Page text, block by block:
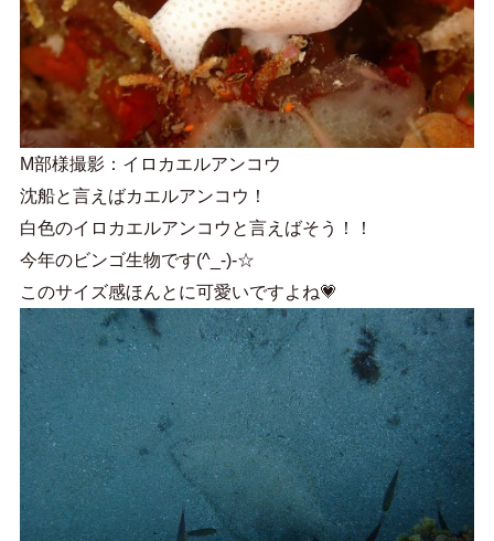
M部様撮影：イロカエルアンコウ
沈船と言えばカエルアンコウ！
白色のイロカエルアンコウと言えばそう！！
今年のビンゴ生物です(^_-)-☆
このサイズ感ほんとに可愛いですよね💗